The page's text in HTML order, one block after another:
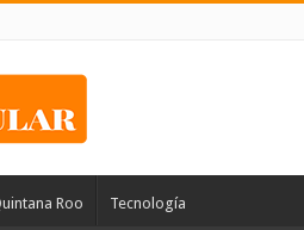
Roo Tecnología